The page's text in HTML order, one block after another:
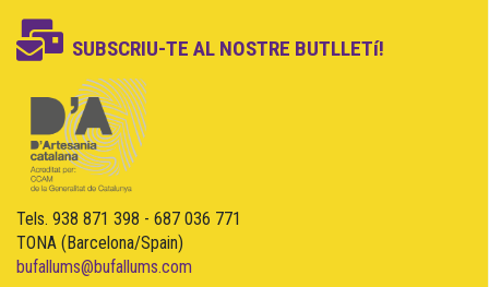
SUBSCRIU-TE AL NOSTRE BUTLLETí!
Tels. 938 871 398 - 687 036 771
TONA (Barcelona/Spain)
bufallums@bufallums.com